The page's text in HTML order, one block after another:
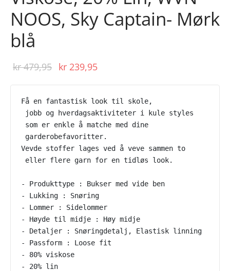
NOOS, Sky Captain- Mørk
blå
kr479,95 Opprinnelig
pris var:
kr 479,95.
kr 239,95
pris er:
kr 239,95.
Få en fantastisk look til skole,
jobb og hverdagsaktiviteter i kule styles
som er enkle å matche med dine
garderobefavoritter.
Vevde stoffer lages ved å veve sammen to
eller flere garn for en tidløs look.
- Produkttype : Bukser med vide ben
- Lukking : Snøring
- Lommer : Sidelommer
- Høyde til midje : Høy midje
- Detaljer : Snøringdetalj, Elastisk linning
- Passform : Loose fit
- 80% viskose
- 20% lin